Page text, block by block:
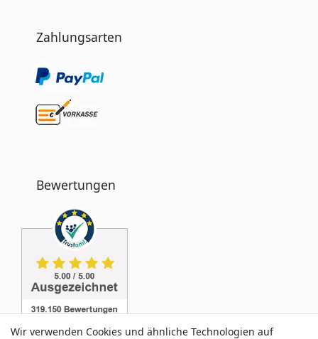
Zahlungsarten
Bewertungen
Wir verwenden Cookies und ähnliche Technologien auf